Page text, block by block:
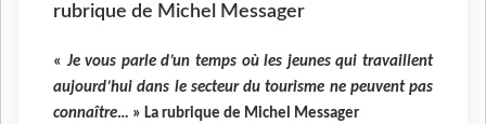
rubrique de Michel Messager
«Je vous parle d’un temps où les jeunes qui travaillent
aujourd’hui dans le secteur du tourisme ne peuvent pas
connaître… » La rubrique de Michel Messager